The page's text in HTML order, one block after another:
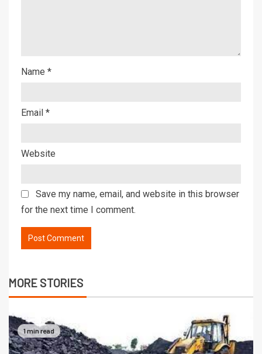
Name *
Email *
Website
Save my name, email, and website in this browser
for the next time I comment.
MORE STORIES
1 min read